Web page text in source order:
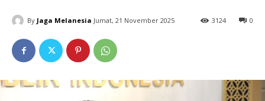
By Jaga Melanesia Jumat, 21 November 2025 0
3124